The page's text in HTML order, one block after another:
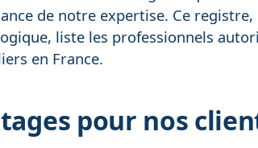
de notre expertise. Ce
liste les professionnels
en France.
pour nos